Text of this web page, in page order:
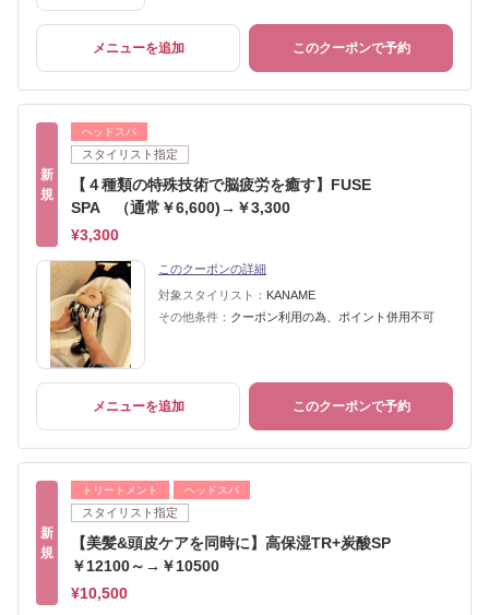
メニューを追加 このクーポンで予約
新
規
ヘッドスパ
スタイリスト指定
【４種類の特殊技術で脳疲労を癒す】FUSE
SPA （通常￥6,600)→￥3,300
¥3,300
このクーポンの詳細
対象スタイリスト： KANAME
その他条件： クーポン利用の為、ポイント併用不可
メニューを追加 このクーポンで予約
新
規
トリートメント ヘッドスパ
スタイリスト指定
【美髪&頭皮ケアを同時に】高保湿TR+炭酸SP
￥12100～→￥10500
¥10,500